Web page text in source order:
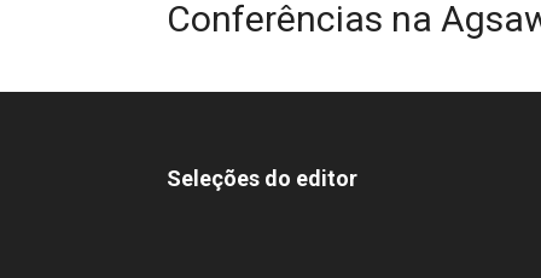
Conferências na
Seleções do editor